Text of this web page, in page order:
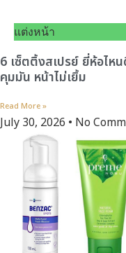
แต่งหน้า
6 เซ็ตติ้งสเปรย์ ยี่ห้อไห
คุมมัน หน้าไม่เยิ้ม
Read More »
July 30, 2026 No